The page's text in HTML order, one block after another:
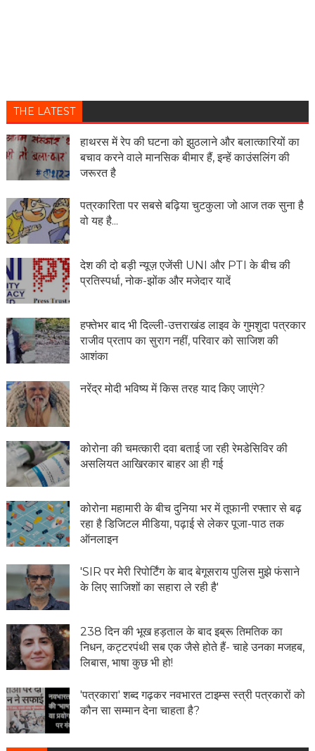
THE LATEST
हाथरस में रेप की घटना को झुठलाने और बलात्कारियों का
बचाव करने वाले मानसिक बीमार हैं, इन्हें काउंसलिंग की
जरूरत है
पत्रकारिता पर सबसे बढ़िया चुटकुला जो आज तक सुना है
वो यह है...
देश की दो बड़ी न्यूज़ एजेंसी UNI और PTI के बीच की
प्रतिस्पर्धा, नोक-झोंक और मजेदार यादें
हफ्तेभर बाद भी दिल्ली-उत्तराखंड लाइव के गुमशुदा पत्रकार
राजीव प्रताप का सुराग नहीं, परिवार को साजिश की
आशंका
नरेंद्र मोदी भविष्य में किस तरह याद किए जाएंगे?
कोरोना की चमत्कारी दवा बताई जा रही रेमडेसिविर की
असलियत आखिरकार बाहर आ ही गई
कोरोना महामारी के बीच दुनिया भर में तूफानी रफ्तार से बढ़
रहा है डिजिटल मीडिया, पढ़ाई से लेकर पूजा-पाठ तक
ऑनलाइन
'SIR पर मेरी रिपोर्टिंग के बाद बेगूसराय पुलिस मुझे फंसाने
के लिए साजिशों का सहारा ले रही है'
238 दिन की भूख हड़ताल के बाद इब्रू तिमतिक का
निधन, कट्टरपंथी सब एक जैसे होते हैं- चाहे उनका मजहब,
लिबास, भाषा कुछ भी हो!
'पत्रकारा' शब्द गढ़कर नवभारत टाइम्स स्त्री पत्रकारों को
कौन सा सम्मान देना चाहता है?